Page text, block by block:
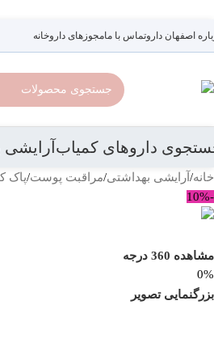
اصفهان داروتماس با مامجوزهای داروخانه
داروهای کمیاب
خانه/ آرایشی بهداشتی/مراقبت پوست/پاک
-10%
مشاهده 360 درجه
0%
بزرگنمایی تصویر